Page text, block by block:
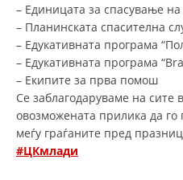
СТРУКТУРА И
MЕЃУНАРОДНО
– Единицата за спасување на
– Планинската спасителна
– Едукативната програма
– Едукативната програма
– Екипите за прва помош
Се заблагодаруваме на сите
овозможената прилика да
меѓу граѓаните пред
#ЦКмлади